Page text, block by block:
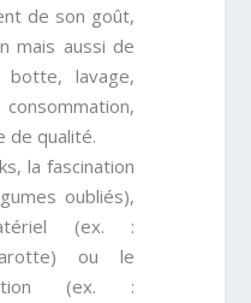
de son goût,
mais aussi de
lavage,
de qualité.
la fascination
oubliés),
(ex. :
ou le
(ex. :